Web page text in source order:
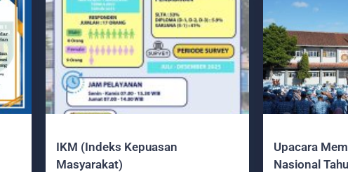
IKM (Indeks Kepuasan
Masyarakat)
Upacara
Nasional